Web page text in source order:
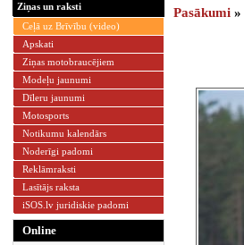
Ziņas un raksti
Ceļā uz Brīvību (video)
Apskati
Ziņas motobraucējiem
Modeļu jaunumi
Dīleru jaunumi
Motosports
Notikumu kalendārs
Noderīgi padomi
Reklāmraksti
Lasītājs raksta
iSOS.lv juridiskie padomi
Online
Pasākumi »